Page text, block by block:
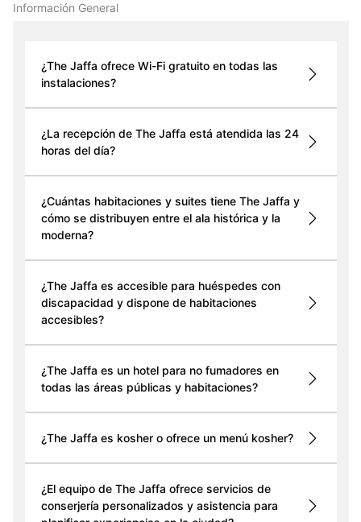
Información General
¿The Jaffa ofrece Wi-Fi gratuito en todas las
instalaciones?
¿La recepción de The Jaffa está atendida las 24
horas del día?
¿Cuántas habitaciones y suites tiene The Jaffa y
cómo se distribuyen entre el ala histórica y la
moderna?
¿The Jaffa es accesible para huéspedes con
discapacidad y dispone de habitaciones
accesibles?
¿The Jaffa es un hotel para no fumadores en
todas las áreas públicas y habitaciones?
¿The Jaffa es kosher o ofrece un menú kosher?
¿El equipo de The Jaffa ofrece servicios de
conserjería personalizados y asistencia para